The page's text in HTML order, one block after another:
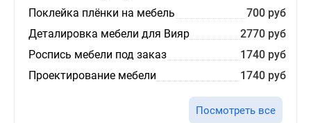
Поклейка плёнки на мебель
700 руб
Деталировка мебели для Вияр
2770 руб
Роспись мебели под заказ
1740 руб
Проектирование мебели
1740 руб
Посмотреть все